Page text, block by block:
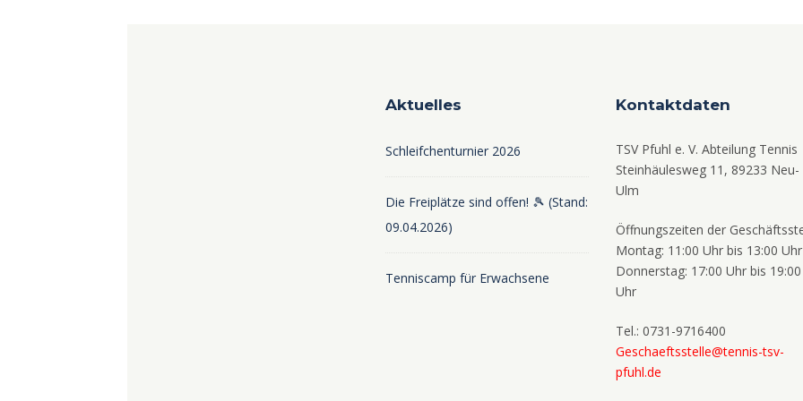
Aktuelles
Schleifchenturnier 2026
Die Freiplätze sind offen! 🎾 (Stand:
09.04.2026)
Tenniscamp für Erwachsene
Kontaktdaten
TSV Pfuhl e. V. Abteilung Tennis
Steinhäulesweg 11, 89233 Neu-
Ulm
Öffnungszeiten der
Montag: 11:00 Uhr bis 13:00 Uhr
Donnerstag: 17:00 Uhr bis 19:00
Uhr
Tel.: 0731-9716400
Geschaeftsstelle@tennis-tsv-
pfuhl.de